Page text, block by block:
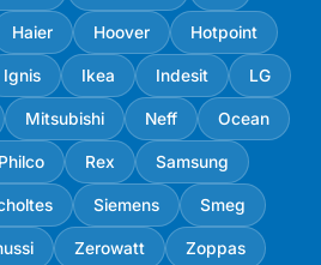
Haier Hoover Hotpoint
Ignis Ikea Indesit LG
Mitsubishi Neff Ocean
Philco Rex Samsung
Siemens Smeg
Zerowatt Zoppas